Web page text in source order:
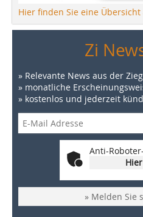
Hier finden Sie eine
Zi
» Relevante News aus der
» monatliche
» kostenlos und jederzeit
Anti-
» Melden Sie